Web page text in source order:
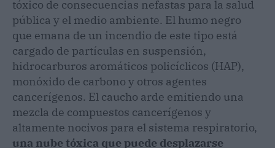
tóxico de consecuencias nefastas para la salud
pública y el medio ambiente. El humo negro
que emana de un incendio de este tipo está
cargado de partículas en suspensión,
hidrocarburos aromáticos policíclicos (HAP),
monóxido de carbono y otros agentes
cancerígenos. El caucho arde emitiendo una
mezcla de compuestos cancerígenos y
altamente nocivos para el sistema respiratorio,
una nube tóxica que puede desplazarse